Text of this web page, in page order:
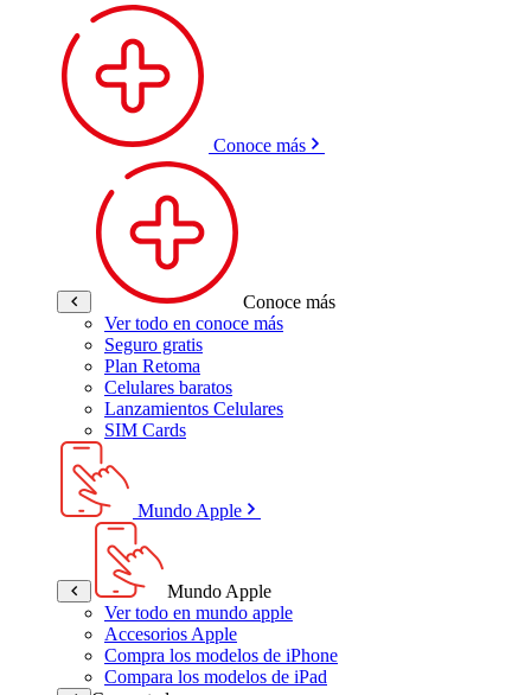
Conoce más
Conoce más
Ver todo en conoce más
Seguro gratis
Plan Retoma
Celulares baratos
Lanzamientos Celulares
SIM Cards
Mundo Apple
Mundo Apple
Ver todo en mundo apple
Accesorios Apple
Compra los modelos de iPhone
Compara los modelos de iPad